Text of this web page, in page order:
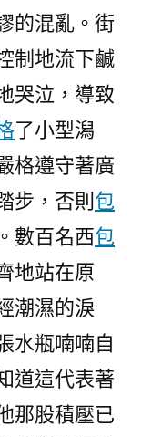
的混亂。街
制地流下鹹
哭泣，導致
了小型潟
格遵守著廣
步，否則 包
數百名西包
地站在原
潮濕的淚
水瓶喃喃自
道這代表著
那股積壓已